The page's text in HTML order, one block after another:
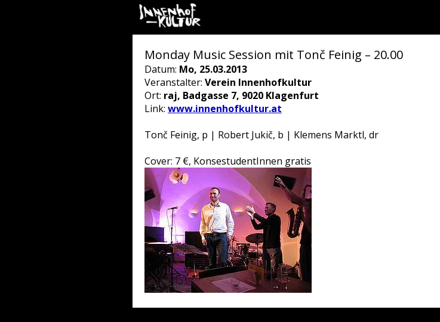
Monday Music Session mit Tonč Feinig – 20.00
Datum: Mo, 25.03.2013
Veranstalter: Verein Innenhofkultur
Ort: raj, Badgasse 7, 9020 Klagenfurt
Link: www.innenhofkultur.at
Tonč Feinig, p | Robert Jukič, b | Klemens Marktl, dr
Cover: 7 €, KonsestudentInnen gratis